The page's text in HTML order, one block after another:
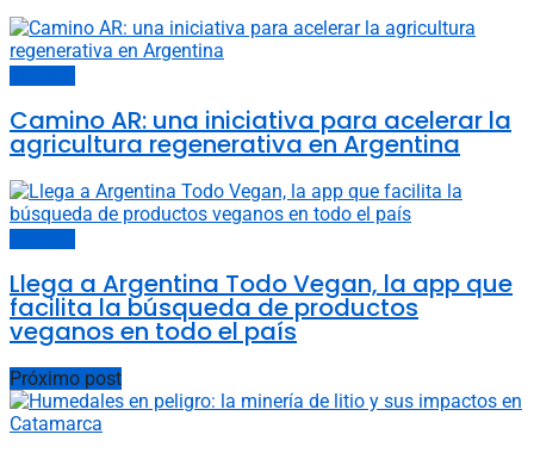
Camino AR: una iniciativa para acelerar la
agricultura regenerativa en Argentina
Llega a Argentina Todo Vegan, la app que
facilita la búsqueda de productos
veganos en todo el país
Próximo post